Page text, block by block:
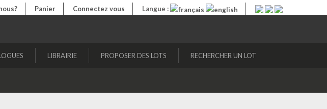
Panier Connectez vous Langue :
LIBRAIRIE PROPOSER DES LOTS RECHERCHER UN LOT